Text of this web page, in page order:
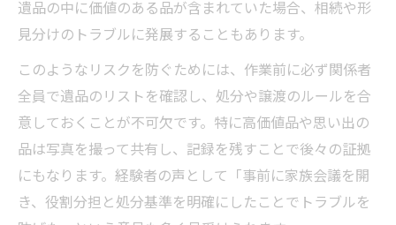
遺品の中に価値のある品が含まれていた場合、相続や形
見分けのトラブルに発展することもあります。
このようなリスクを防ぐためには、作業前に必ず関係者
全員で遺品のリストを確認し、処分や譲渡のルールを合
意しておくことが不可欠です。特に高価値品や思い出の
品は写真を撮って共有し、記録を残すことで後々の証拠
にもなります。経験者の声として「事前に家族会議を開
き、役割分担と処分基準を明確にしたことでトラブルを